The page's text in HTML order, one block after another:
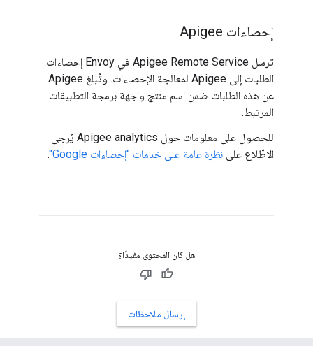
إحصاءات Apigee
ترسل Apigee Remote Service في Envoy إحصاءات
الطلبات إلى Apigee لمعالجة الإحصاءات. وتُبلغ Apigee
عن هذه الطلبات ضمن اسم منتج واجهة برمجة التطبيقات
المرتبط.
للحصول على معلومات حول Apigee analytics يُرجى
الاطّلاع على نظرة عامة على خدمات "إحصاءات Google" .
هل كان المحتوى مفيدًا؟
إرسال ملاحظات